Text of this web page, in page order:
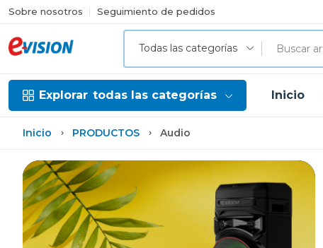
Sobre nosotros Seguimiento de pedidos
Todas las categorías
Explorar todas las categorías Inicio
Inicio PRODUCTOS Audio